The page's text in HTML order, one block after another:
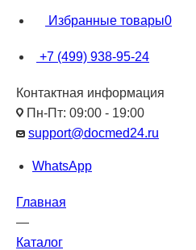
Избранные товары0
+7 (499) 938-95-24
Контактная информация
Пн-Пт: 09:00 - 19:00
support@docmed24.ru
WhatsApp
Главная
—
Каталог